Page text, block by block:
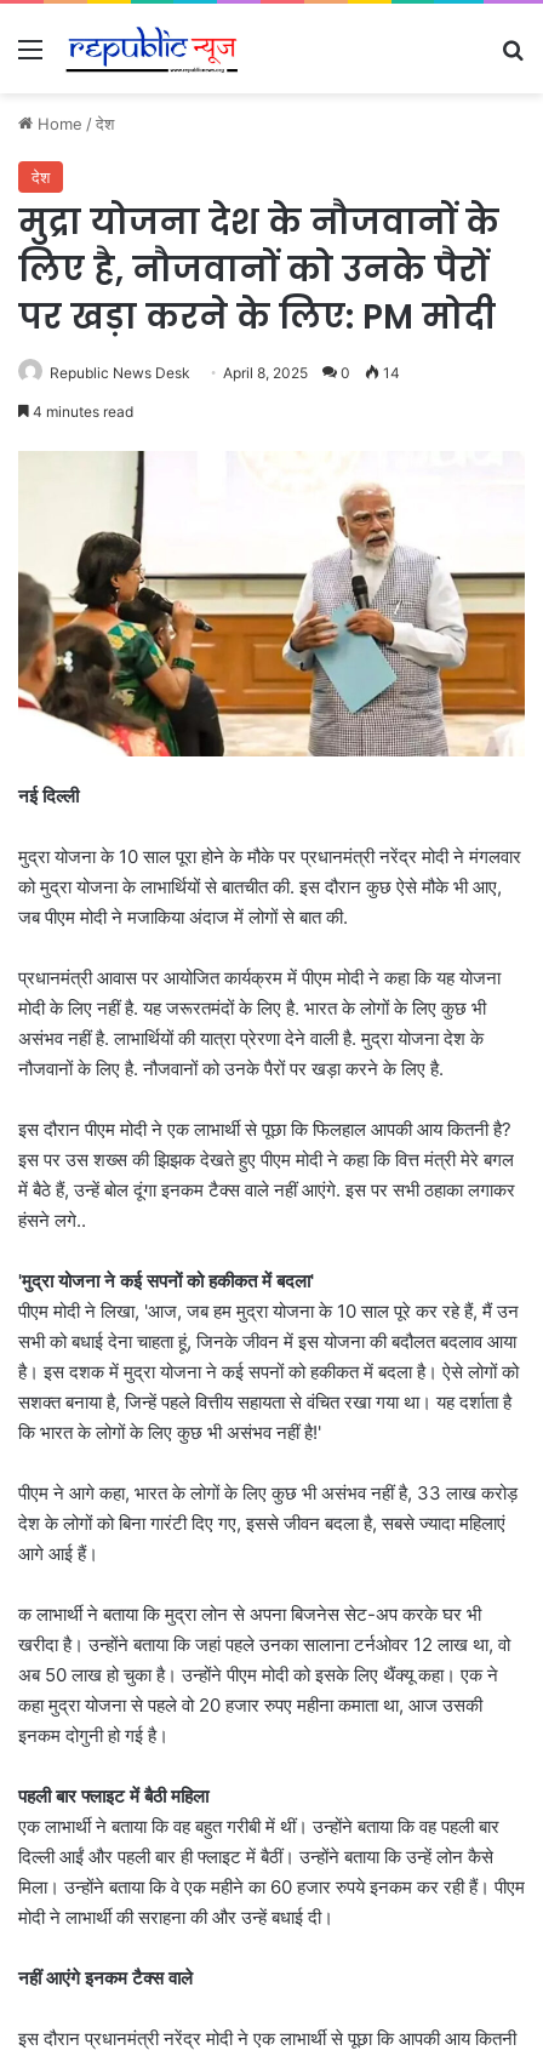
Menu
Home /देश
देश
मुद्रा योजना देश के नौजवानों के
लिए है, नौजवानों को उनके पैरों
पर खड़ा करने के लिए: PM मोदी
Republic News Desk April 8, 2025 0 14
4 minutes read
नई दिल्ली
मुद्रा योजना के 10 साल पूरा होने के मौके पर प्रधानमंत्री नरेंद्र मोदी ने मंगलवार
को मुद्रा योजना के लाभार्थियों से बातचीत की. इस दौरान कुछ ऐसे मौके भी आए,
जब पीएम मोदी ने मजाकिया अंदाज में लोगों से बात की.
प्रधानमंत्री आवास पर आयोजित कार्यक्रम में पीएम मोदी ने कहा कि यह योजना
मोदी के लिए नहीं है. यह जरूरतमंदों के लिए है. भारत के लोगों के लिए कुछ भी
असंभव नहीं है. लाभार्थियों की यात्रा प्रेरणा देने वाली है. मुद्रा योजना देश के
नौजवानों के लिए है. नौजवानों को उनके पैरों पर खड़ा करने के लिए है.
इस दौरान पीएम मोदी ने एक लाभार्थी से पूछा कि फिलहाल आपकी आय कितनी है?
इस पर उस शख्स की झिझक देखते हुए पीएम मोदी ने कहा कि वित्त मंत्री मेरे बगल
में बैठे हैं, उन्हें बोल दूंगा इनकम टैक्स वाले नहीं आएंगे. इस पर सभी ठहाका लगाकर
हंसने लगे..
'मुद्रा योजना ने कई सपनों को हकीकत में बदला'
पीएम मोदी ने लिखा, 'आज, जब हम मुद्रा योजना के 10 साल पूरे कर रहे हैं, मैं उन
सभी को बधाई देना चाहता हूं, जिनके जीवन में इस योजना की बदौलत बदलाव आया
है। इस दशक में मुद्रा योजना ने कई सपनों को हकीकत में बदला है। ऐसे लोगों को
सशक्त बनाया है, जिन्हें पहले वित्तीय सहायता से वंचित रखा गया था। यह दर्शाता है
कि भारत के लोगों के लिए कुछ भी असंभव नहीं है!'
पीएम ने आगे कहा, भारत के लोगों के लिए कुछ भी असंभव नहीं है, 33 लाख करोड़
देश के लोगों को बिना गारंटी दिए गए, इससे जीवन बदला है, सबसे ज्यादा महिलाएं
आगे आई हैं।
क लाभार्थी ने बताया कि मुद्रा लोन से अपना बिजनेस सेट-अप करके घर भी
खरीदा है। उन्होंने बताया कि जहां पहले उनका सालाना टर्नओवर 12 लाख था, वो
अब 50 लाख हो चुका है। उन्होंने पीएम मोदी को इसके लिए थैंक्यू कहा। एक ने
कहा मुद्रा योजना से पहले वो 20 हजार रुपए महीना कमाता था, आज उसकी
इनकम दोगुनी हो गई है।
पहली बार फ्लाइट में बैठी महिला
एक लाभार्थी ने बताया कि वह बहुत गरीबी में थीं। उन्होंने बताया कि वह पहली बार
दिल्ली आईं और पहली बार ही फ्लाइट में बैठीं। उन्होंने बताया कि उन्हें लोन कैसे
मिला। उन्होंने बताया कि वे एक महीने का 60 हजार रुपये इनकम कर रही हैं। पीएम
मोदी ने लाभार्थी की सराहना की और उन्हें बधाई दी।
नहीं आएंगे इनकम टैक्स वाले
इस दौरान प्रधानमंत्री नरेंद्र मोदी ने एक लाभार्थी से पूछा कि आपकी आय कितनी